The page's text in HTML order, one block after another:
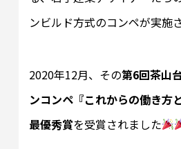
ンビルド方式のコンペが実施
2020年12月、その第6回茶山
ンコンペ『これからの働き方
最優秀賞を受賞されました